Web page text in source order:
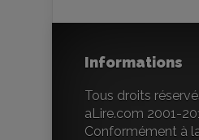
Informations
Tous droits
aLire.com 2001-
Conformément à